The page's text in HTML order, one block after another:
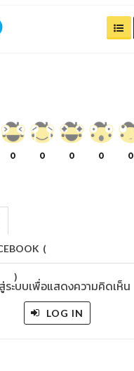
0 0 0 0 0
(
)
ระบบเพื่อแสดงความคิดเห็น
LOG IN